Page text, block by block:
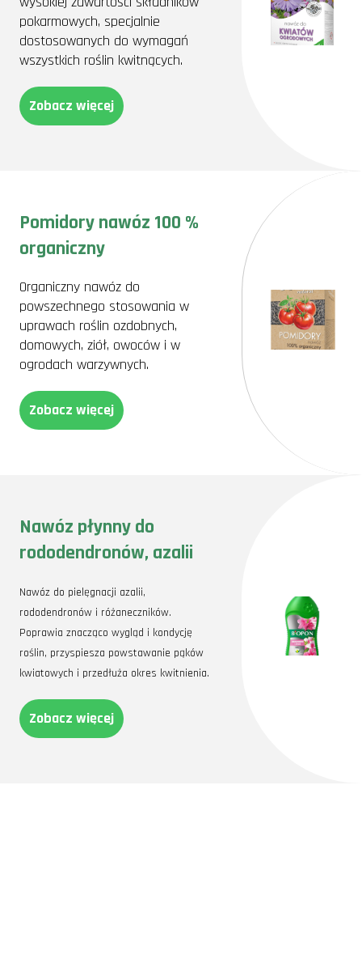
pokarmowych, specjalnie
dostosowanych do wymagań
wszystkich roślin kwitnących.
Zobacz więcej
Pomidory nawóz 100 %
organiczny
Organiczny nawóz do
powszechnego stosowania w
uprawach roślin ozdobnych,
domowych, ziół, owoców i w
ogrodach warzywnych.
Zobacz więcej
Nawóz płynny do
rododendronów, azalii
Nawóz do pielęgnacji azalii,
rododendronów i różaneczników.
Poprawia znacząco wygląd i kondycję
roślin, przyspiesza powstawanie pąków
kwiatowych i przedłuża okres kwitnienia.
Zobacz więcej